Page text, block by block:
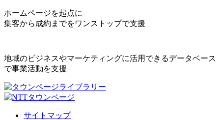
ホームページを起点に
集客から成約までをワンストップで支援
地域のビジネスやマーケティングに活用できるデータベース
で事業活動を支援
サイトマップ